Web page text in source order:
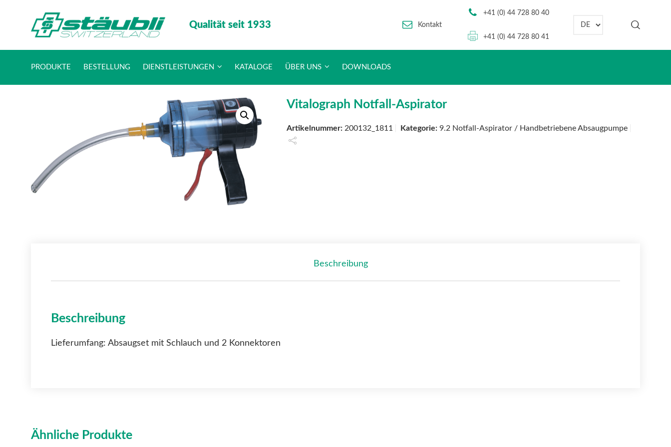
Qualität seit 1933 Kontakt
+41 (0) 44 728 80 40
+41 (0) 44 728 80 41
Sprache auswählen
PRODUKTE BESTELLUNG DIENSTLEISTUNGEN KATALOGE ÜBER UNS DOWNLOADS
Vitalograph Notfall-Aspirator
Artikelnummer: 200132_1811 Kategorie: 9.2 Notfall-Aspirator / Handbetriebene Absaugpumpe
Beschreibung
Beschreibung
Lieferumfang: Absaugset mit Schlauch und 2 Konnektoren
Ähnliche Produkte